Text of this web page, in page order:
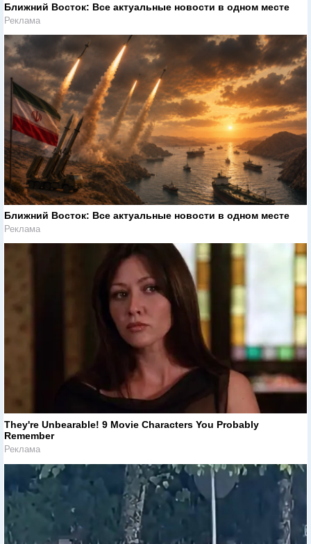
Ближний Восток: Все актуальные новости в одном месте
Реклама
Ближний Восток: Все актуальные новости в одном месте
Реклама
They're Unbearable! 9 Movie Characters You Probably
Remember
Реклама